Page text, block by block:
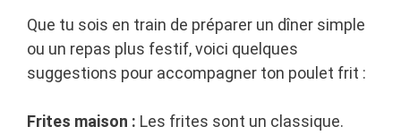
Que tu sois en train de préparer un dîner simple
ou un repas plus festif, voici quelques
suggestions pour accompagner ton poulet frit :
Frites maison : Les frites sont un classique.